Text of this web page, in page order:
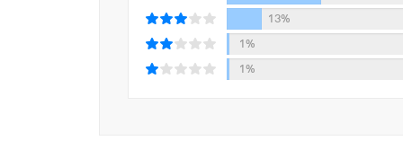
1%